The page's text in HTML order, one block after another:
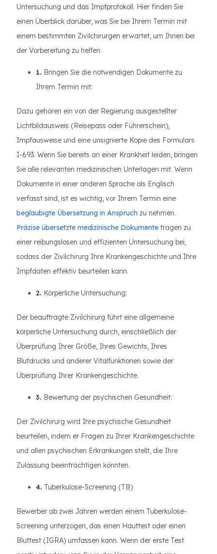
Untersuchung und das Impfprotokoll. Hier finden Sie
einen Überblick darüber, was Sie bei Ihrem Termin mit
einem bestimmten Zivilchirurgen erwartet, um Ihnen bei
der Vorbereitung zu helfen.
1. Bringen Sie die notwendigen Dokumente zu
Ihrem Termin mit:
Dazu gehören ein von der Regierung ausgestellter
Lichtbildausweis (Reisepass oder Führerschein),
Impfausweise und eine unsignierte Kopie des Formulars
I-693. Wenn Sie bereits an einer Krankheit leiden, bringen
Sie alle relevanten medizinischen Unterlagen mit. Wenn
Dokumente in einer anderen Sprache als Englisch
verfasst sind, ist es wichtig, vor Ihrem Termin eine
beglaubigte Übersetzung in Anspruch zu nehmen.
Präzise übersetzte medizinische Dokumente tragen zu
einer reibungslosen und effizienten Untersuchung bei,
sodass der Zivilchirurg Ihre Krankengeschichte und Ihre
Impfdaten effektiv beurteilen kann.
2. Körperliche Untersuchung:
Der beauftragte Zivilchirurg führt eine allgemeine
körperliche Untersuchung durch, einschließlich der
Überprüfung Ihrer Größe, Ihres Gewichts, Ihres
Blutdrucks und anderer Vitalfunktionen sowie der
Überprüfung Ihrer Krankengeschichte.
3. Bewertung der psychischen Gesundheit:
Der Zivilchirurg wird Ihre psychische Gesundheit
beurteilen, indem er Fragen zu Ihrer Krankengeschichte
und allen psychischen Erkrankungen stellt, die Ihre
Zulassung beeinträchtigen könnten.
4. Tuberkulose-Screening (TB)
Bewerber ab zwei Jahren werden einem Tuberkulose-
Screening unterzogen, das einen Hauttest oder einen
Bluttest (IGRA) umfassen kann. Wenn der erste Test